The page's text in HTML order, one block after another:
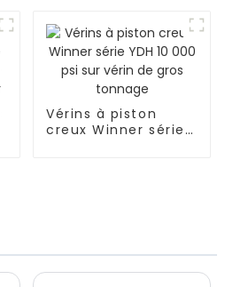
Vérins à piston
creux Winner série